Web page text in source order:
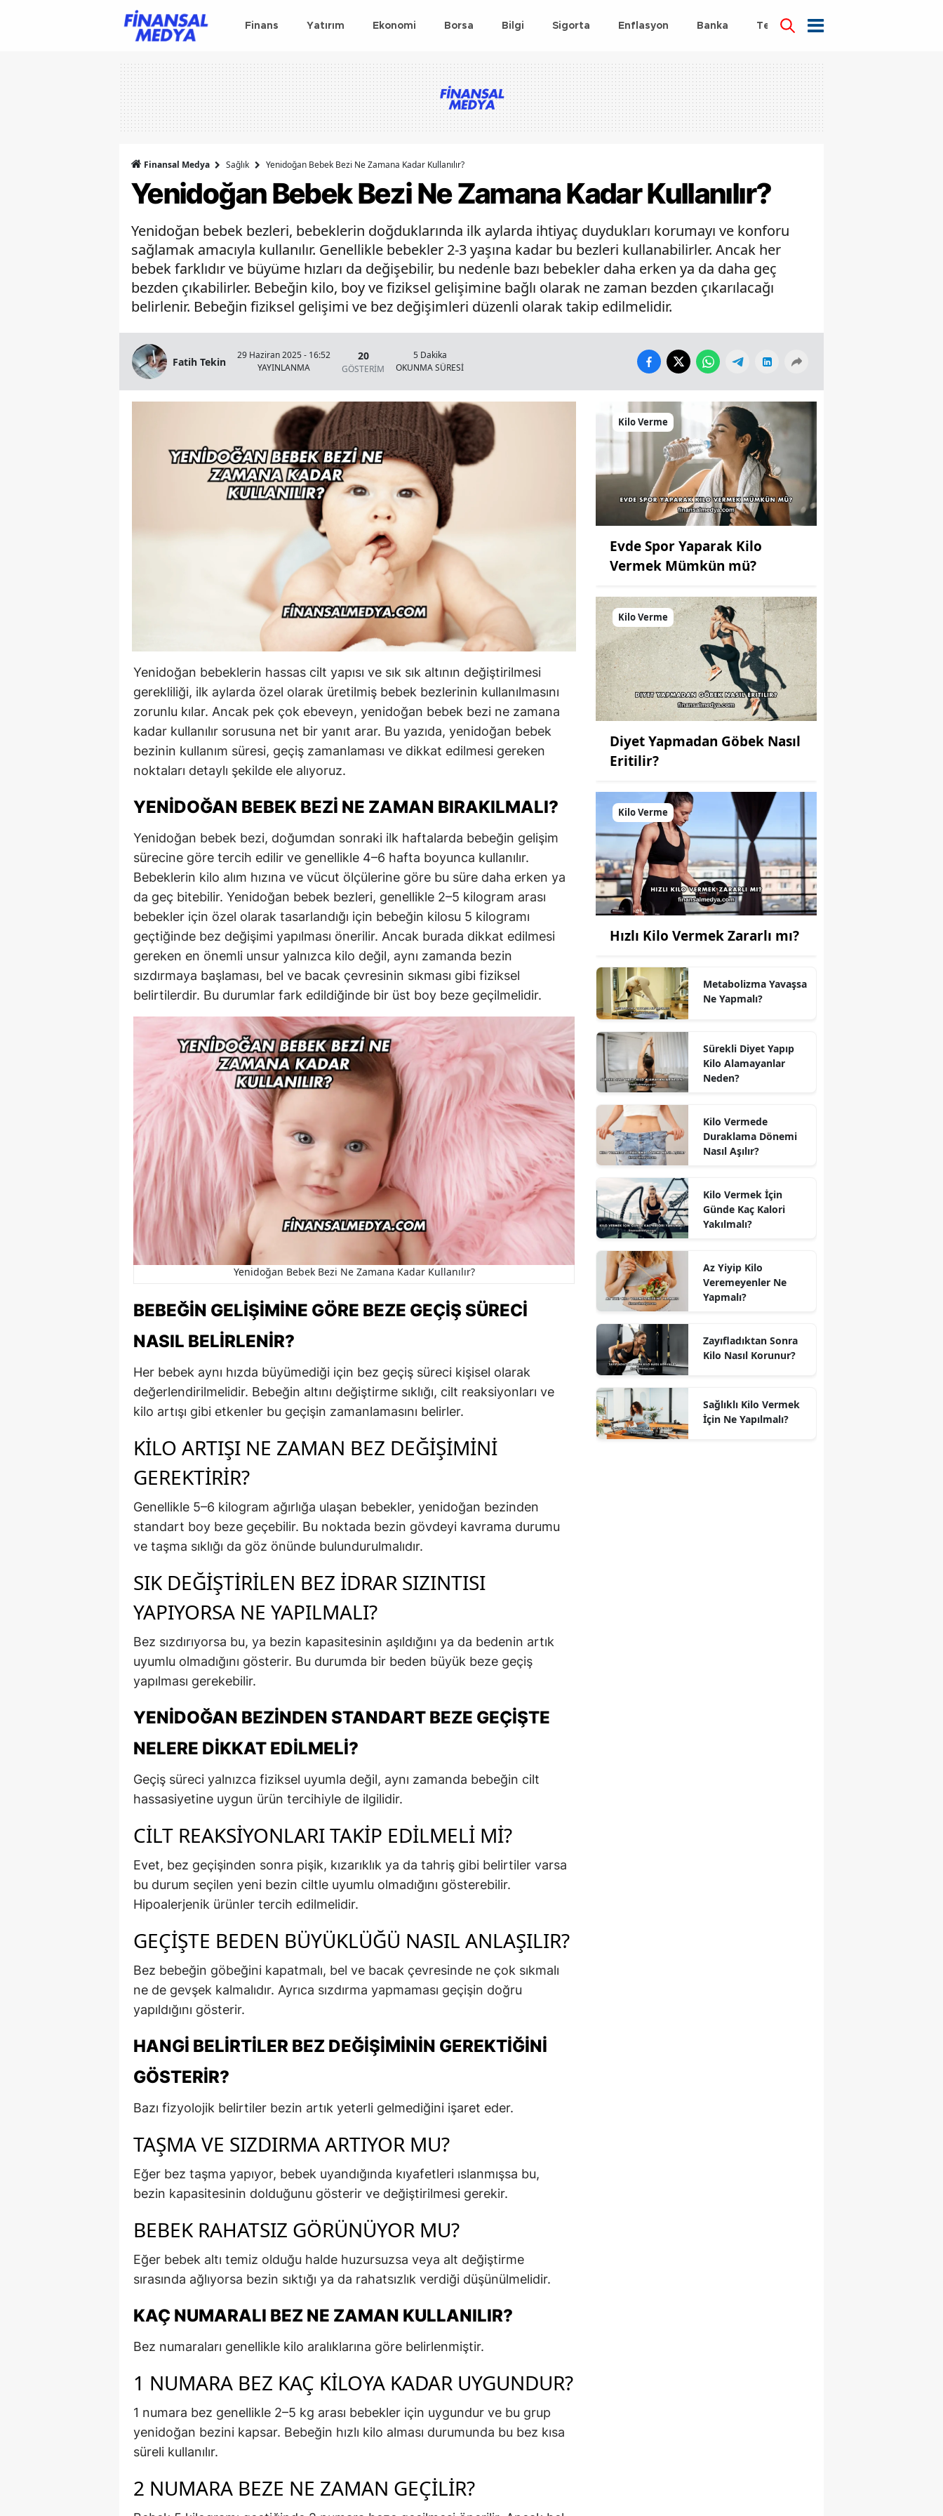
Finans Yatırım Ekonomi Borsa Bilgi Sigorta Enflasyon Banka Teknoloji
Finansal Medya Sağlık Yenidoğan Bebek Bezi Ne Zamana Kadar Kullanılır?
Yenidoğan Bebek Bezi Ne Zamana Kadar Kullanılır?
Yenidoğan bebek bezleri, bebeklerin doğduklarında ilk aylarda ihtiyaç duydukları korumayı ve konforu
sağlamak amacıyla kullanılır. Genellikle bebekler 2-3 yaşına kadar bu bezleri kullanabilirler. Ancak her
bebek farklıdır ve büyüme hızları da değişebilir, bu nedenle bazı bebekler daha erken ya da daha geç
bezden çıkabilirler. Bebeğin kilo, boy ve fiziksel gelişimine bağlı olarak ne zaman bezden çıkarılacağı
belirlenir. Bebeğin fiziksel gelişimi ve bez değişimleri düzenli olarak takip edilmelidir.
Fatih Tekin
29 Haziran 2025 - 16:52
YAYINLANMA
20
GÖSTERİM
5 Dakika
OKUNMA SÜRESİ
Yenidoğan bebeklerin hassas cilt yapısı ve sık sık altının değiştirilmesi
gerekliliği, ilk aylarda özel olarak üretilmiş bebek bezlerinin kullanılmasını
zorunlu kılar. Ancak pek çok ebeveyn, yenidoğan bebek bezi ne zamana
kadar kullanılır sorusuna net bir yanıt arar. Bu yazıda, yenidoğan bebek
bezinin kullanım süresi, geçiş zamanlaması ve dikkat edilmesi gereken
noktaları detaylı şekilde ele alıyoruz.
YENIDOĞAN BEBEK BEZI NE ZAMAN BIRAKILMALI?
Yenidoğan bebek bezi, doğumdan sonraki ilk haftalarda bebeğin gelişim
sürecine göre tercih edilir ve genellikle 4–6 hafta boyunca kullanılır.
Bebeklerin kilo alım hızına ve vücut ölçülerine göre bu süre daha erken ya
da geç bitebilir. Yenidoğan bebek bezleri, genellikle 2–5 kilogram arası
bebekler için özel olarak tasarlandığı için bebeğin kilosu 5 kilogramı
geçtiğinde bez değişimi yapılması önerilir. Ancak burada dikkat edilmesi
gereken en önemli unsur yalnızca kilo değil, aynı zamanda bezin
sızdırmaya başlaması, bel ve bacak çevresinin sıkması gibi fiziksel
belirtilerdir. Bu durumlar fark edildiğinde bir üst boy beze geçilmelidir.
Yenidoğan Bebek Bezi Ne Zamana Kadar Kullanılır?
BEBEĞIN GELIŞIMINE GÖRE BEZE GEÇIŞ SÜRECI
NASIL BELIRLENIR?
Her bebek aynı hızda büyümediği için bez geçiş süreci kişisel olarak
değerlendirilmelidir. Bebeğin altını değiştirme sıklığı, cilt reaksiyonları ve
kilo artışı gibi etkenler bu geçişin zamanlamasını belirler.
KILO ARTIŞI NE ZAMAN BEZ DEĞIŞIMINI
GEREKTIRIR?
Genellikle 5–6 kilogram ağırlığa ulaşan bebekler, yenidoğan bezinden
standart boy beze geçebilir. Bu noktada bezin gövdeyi kavrama durumu
ve taşma sıklığı da göz önünde bulundurulmalıdır.
SIK DEĞIŞTIRILEN BEZ İDRAR SIZINTISI
YAPIYORSA NE YAPILMALI?
Bez sızdırıyorsa bu, ya bezin kapasitesinin aşıldığını ya da bedenin artık
uyumlu olmadığını gösterir. Bu durumda bir beden büyük beze geçiş
yapılması gerekebilir.
YENIDOĞAN BEZINDEN STANDART BEZE GEÇIŞTE
NELERE DIKKAT EDILMELI?
Geçiş süreci yalnızca fiziksel uyumla değil, aynı zamanda bebeğin cilt
hassasiyetine uygun ürün tercihiyle de ilgilidir.
CILT REAKSIYONLARI TAKIP EDILMELI MI?
Evet, bez geçişinden sonra pişik, kızarıklık ya da tahriş gibi belirtiler varsa
bu durum seçilen yeni bezin ciltle uyumlu olmadığını gösterebilir.
Hipoalerjenik ürünler tercih edilmelidir.
GEÇIŞTE BEDEN BÜYÜKLÜĞÜ NASIL ANLAŞILIR?
Bez bebeğin göbeğini kapatmalı, bel ve bacak çevresinde ne çok sıkmalı
ne de gevşek kalmalıdır. Ayrıca sızdırma yapmaması geçişin doğru
yapıldığını gösterir.
HANGI BELIRTILER BEZ DEĞIŞIMININ GEREKTIĞINI
GÖSTERIR?
Bazı fizyolojik belirtiler bezin artık yeterli gelmediğini işaret eder.
TAŞMA VE SIZDIRMA ARTIYOR MU?
Eğer bez taşma yapıyor, bebek uyandığında kıyafetleri ıslanmışsa bu,
bezin kapasitesinin dolduğunu gösterir ve değiştirilmesi gerekir.
BEBEK RAHATSIZ GÖRÜNÜYOR MU?
Eğer bebek altı temiz olduğu halde huzursuzsa veya alt değiştirme
sırasında ağlıyorsa bezin sıktığı ya da rahatsızlık verdiği düşünülmelidir.
KAÇ NUMARALI BEZ NE ZAMAN KULLANILIR?
Bez numaraları genellikle kilo aralıklarına göre belirlenmiştir.
1 NUMARA BEZ KAÇ KILOYA KADAR UYGUNDUR?
1 numara bez genellikle 2–5 kg arası bebekler için uygundur ve bu grup
yenidoğan bezini kapsar. Bebeğin hızlı kilo alması durumunda bu bez kısa
süreli kullanılır.
2 NUMARA BEZE NE ZAMAN GEÇILIR?
Kilo Verme
Evde Spor Yaparak Kilo
Vermek Mümkün mü?
Kilo Verme
Diyet Yapmadan Göbek Nasıl
Eritilir?
Kilo Verme
Hızlı Kilo Vermek Zararlı mı?
Metabolizma Yavaşsa
Ne Yapmalı?
Sürekli Diyet Yapıp
Kilo Alamayanlar
Neden?
Kilo Vermede
Duraklama Dönemi
Nasıl Aşılır?
Kilo Vermek İçin
Günde Kaç Kalori
Yakılmalı?
Az Yiyip Kilo
Veremeyenler Ne
Yapmalı?
Zayıfladıktan Sonra
Kilo Nasıl Korunur?
Sağlıklı Kilo Vermek
İçin Ne Yapılmalı?